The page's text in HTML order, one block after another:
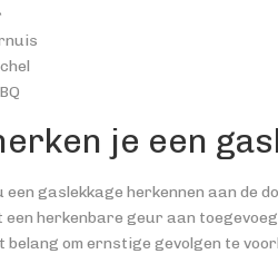
je een
een gaslekkage herkennen aan de
een herkenbare geur aan
belang om ernstige gevolgen te